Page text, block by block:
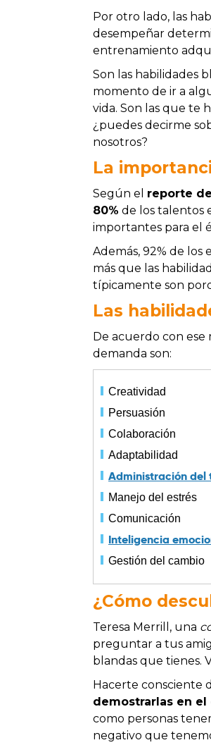
Por otro lado, las
desempeñar
entrenamiento
Son las habilidades
momento de ir a
vida. Son las que te
¿puedes decirme
nosotros?
La
Según el reporte
80% de los talentos
importantes para el
Además, 92% de
más que las
típicamente son
Las
De acuerdo con ese
demanda son:
Creatividad
Persuasión
Colaboración
Adaptabilidad
Administración del
Manejo del estrés
Comunicación
Inteligencia
Gestión del cambio
¿Cómo
Teresa Merrill, una
preguntar a tus
blandas que tienes.
Hacerte consciente
demostrarlas en
como personas
negativo que